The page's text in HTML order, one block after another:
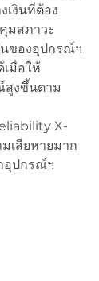
เงินที่ต้อง
มสภาวะ
นของอุปกรณ์ฯ
มื่อให้
งขึ้นตาม
X-
เสียหายมาก
อุปกรณ์ฯ